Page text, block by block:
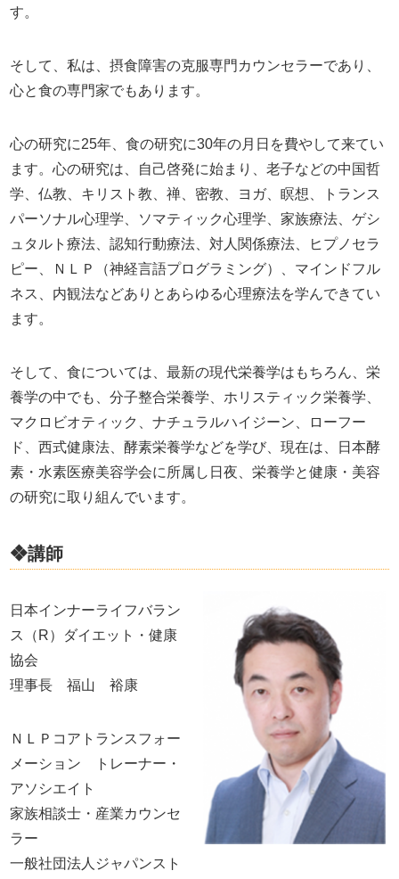
す。
そして、私は、摂食障害の克服専門カウンセラーであり、
心と食の専門家でもあります。
心の研究に25年、食の研究に30年の月日を費やして来てい
ます。心の研究は、自己啓発に始まり、老子などの中国哲
学、仏教、キリスト教、禅、密教、ヨガ、瞑想、トランス
パーソナル心理学、ソマティック心理学、家族療法、ゲシ
ュタルト療法、認知行動療法、対人関係療法、ヒプノセラ
ピー、ＮＬＰ（神経言語プログラミング）、マインドフル
ネス、内観法などありとあらゆる心理療法を学んできてい
ます。
そして、食については、最新の現代栄養学はもちろん、栄
養学の中でも、分子整合栄養学、ホリスティック栄養学、
マクロビオティック、ナチュラルハイジーン、ローフー
ド、西式健康法、酵素栄養学などを学び、現在は、日本酵
素・水素医療美容学会に所属し日夜、栄養学と健康・美容
の研究に取り組んでいます。
❖講師
日本インナーライフバラン
ス（R）ダイエット・健康
協会
理事長 福山 裕康
ＮＬＰコアトランスフォー
メーション トレーナー・
アソシエイト
家族相談士・産業カウンセ
ラー
一般社団法人ジャパンスト